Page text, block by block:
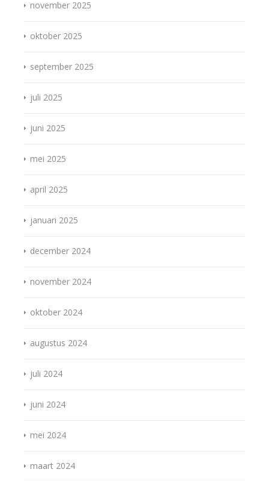
november 2025
oktober 2025
september 2025
juli 2025
juni 2025
mei 2025
april 2025
januari 2025
december 2024
november 2024
oktober 2024
augustus 2024
juli 2024
juni 2024
mei 2024
maart 2024